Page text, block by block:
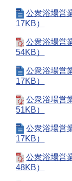
公衆浴場営
17KB）
公衆浴場営
54KB）
公衆浴場営
17KB）
公衆浴場営
51KB）
公衆浴場営
17KB）
公衆浴場営
48KB）